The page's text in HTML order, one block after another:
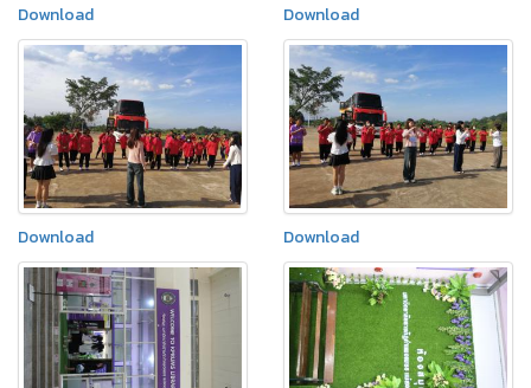
Download Download
Download Download